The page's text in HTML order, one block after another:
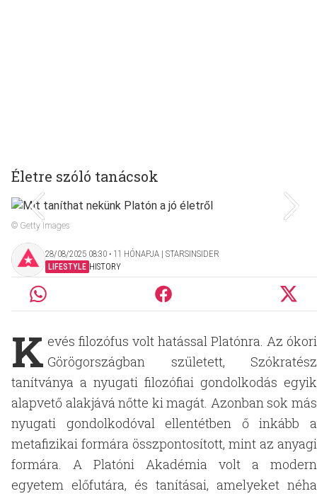
Életre szóló tanácsok
© Getty Images
28/08/2025 08:30 ‧ 11 HÓNAPJA | STARSINSIDER
LIFESTYLE HISTORY
K evés filozófus volt hatással Platónra. Az ókori
Görögországban született, Szókratész
tanítványa a nyugati filozófiai gondolkodás egyik
alapvető alakjává nőtte ki magát. Azonban sok más
nyugati gondolkodóval ellentétben ő inkább a
metafizikai formára összpontosított, mint az anyagi
formára. A Platóni Akadémia volt a modern
egyetem előfutára, és tanításai, amelyeket néha